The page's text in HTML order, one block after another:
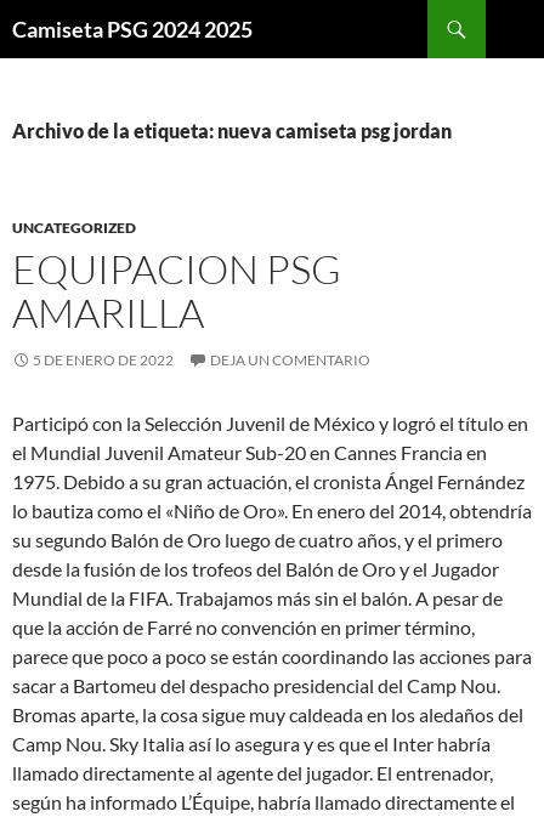
Camiseta PSG 2024 2025
Archivo de la etiqueta: nueva camiseta psg jordan
UNCATEGORIZED
EQUIPACION PSG
AMARILLA
5 DE ENERO DE 2022 DEJA UN COMENTARIO
Participó con la Selección Juvenil de México y logró el título en
el Mundial Juvenil Amateur Sub-20 en Cannes Francia en
1975. Debido a su gran actuación, el cronista Ángel Fernández
lo bautiza como el «Niño de Oro». En enero del 2014, obtendría
su segundo Balón de Oro luego de cuatro años, y el primero
desde la fusión de los trofeos del Balón de Oro y el Jugador
Mundial de la FIFA. Trabajamos más sin el balón. A pesar de
que la acción de Farré no convención en primer término,
parece que poco a poco se están coordinando las acciones para
sacar a Bartomeu del despacho presidencial del Camp Nou.
Bromas aparte, la cosa sigue muy caldeada en los aledaños del
Camp Nou. Sky Italia así lo asegura y es que el Inter habría
llamado directamente al agente del jugador. El entrenador,
según ha informado L’Équipe, habría llamado directamente el